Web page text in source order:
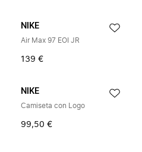
NIKE
Air Max 97 EOI JR
139 €
NIKE
Camiseta con Logo
99,50 €